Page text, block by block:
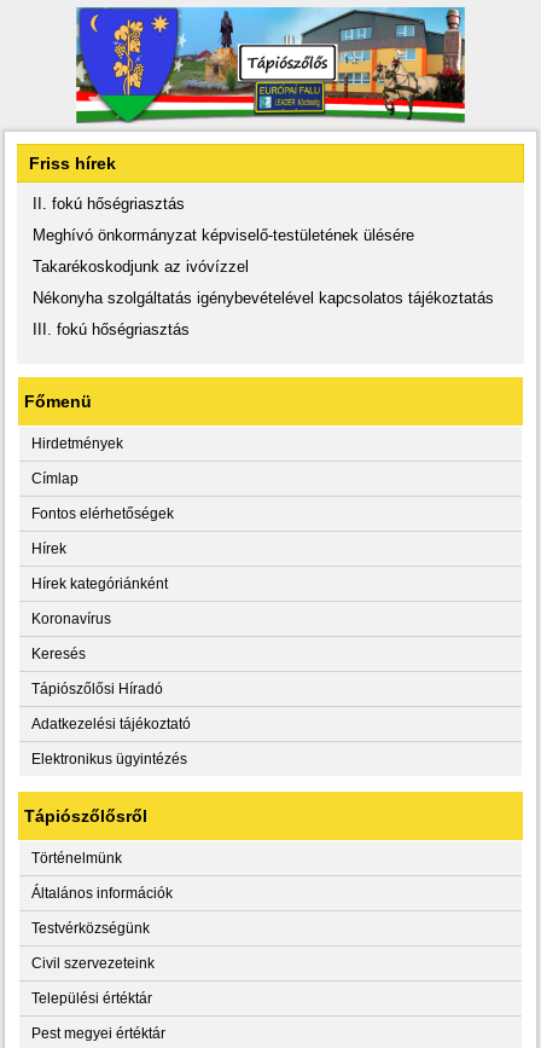
Friss hírek
II. fokú hőségriasztás
Meghívó önkormányzat képviselő-testületének ülésére
Takarékoskodjunk az ivóvízzel
Nékonyha szolgáltatás igénybevételével kapcsolatos tájékoztatás
III. fokú hőségriasztás
Főmenü
Hirdetmények
Címlap
Fontos elérhetőségek
Hírek
Hírek kategóriánként
Koronavírus
Keresés
Tápiószőlősi Híradó
Adatkezelési tájékoztató
Elektronikus ügyintézés
Tápiószőlősről
Történelmünk
Általános információk
Testvérközségünk
Civil szervezeteink
Települési értéktár
Pest megyei értéktár